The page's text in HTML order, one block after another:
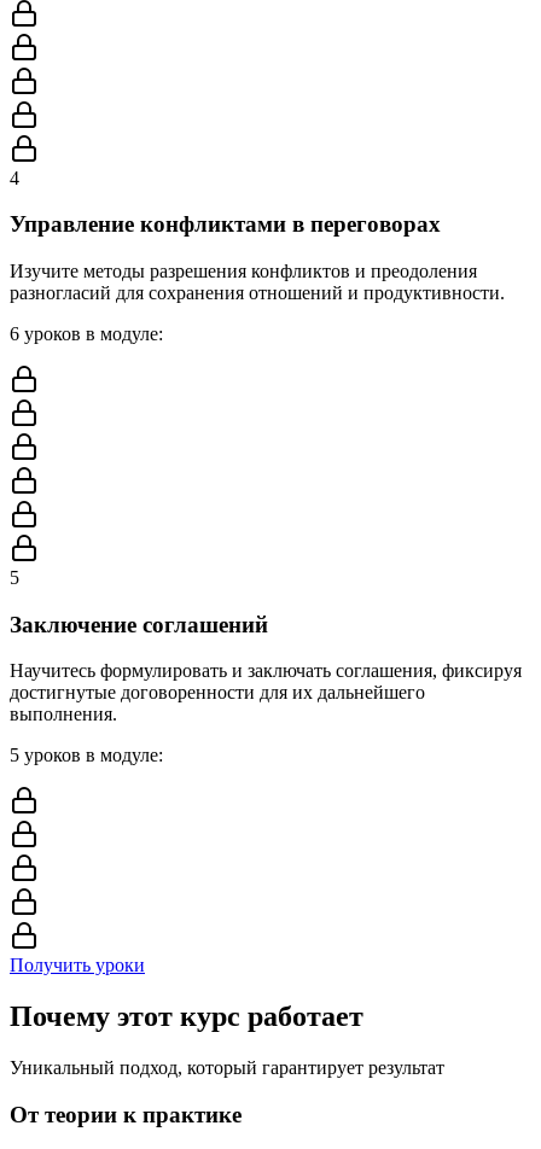
4
Управление конфликтами в переговорах
Изучите методы разрешения конфликтов и преодоления
разногласий для сохранения отношений и продуктивности.
6 уроков в модуле:
5
Заключение соглашений
Научитесь формулировать и заключать соглашения, фиксируя
достигнутые договоренности для их дальнейшего
выполнения.
5 уроков в модуле:
Получить уроки
Почему этот курс работает
Уникальный подход, который гарантирует результат
От теории к практике